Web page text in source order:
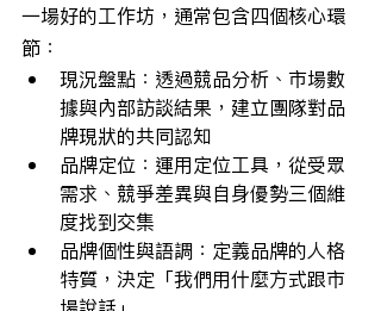
一場好的工作坊，通常包含四個核心環
節：
現況盤點：透過競品分析、市場數
據與內部訪談結果，建立團隊對品
牌現狀的共同認知
品牌定位：運用定位工具，從受眾
需求、競爭差異與自身優勢三個維
度找到交集
品牌個性與語調：定義品牌的人格
特質，決定「我們用什麼方式跟市